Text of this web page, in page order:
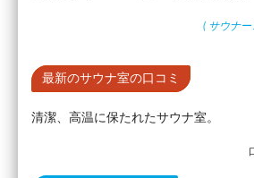
( サウナ
最新のサウナ室の口コミ
清潔、高温に保たれたサウナ室。